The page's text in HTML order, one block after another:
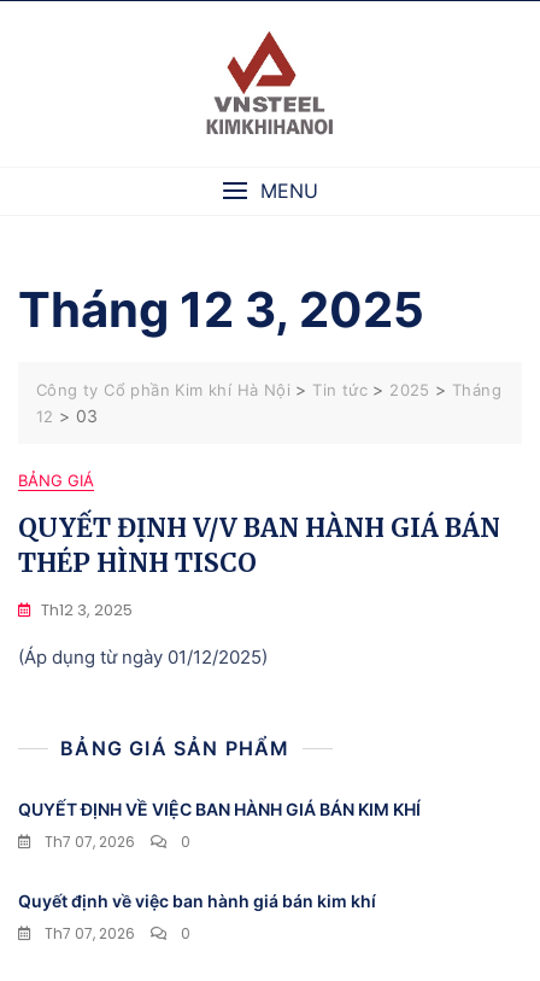
MENU
Tháng 12 3, 2025
Công ty Cổ phần Kim khí Hà Nội > Tin tức > 2025 > Tháng
12 > 03
BẢNG GIÁ
QUYẾT ĐỊNH V/V BAN HÀNH GIÁ BÁN
THÉP HÌNH TISCO
Th12 3, 2025
(Áp dụng từ ngày 01/12/2025)
BẢNG GIÁ SẢN PHẨM
QUYẾT ĐỊNH VỀ VIỆC BAN HÀNH GIÁ BÁN KIM KHÍ
Th7 07, 2026
0
Quyết định về việc ban hành giá bán kim khí
Th7 07, 2026
0